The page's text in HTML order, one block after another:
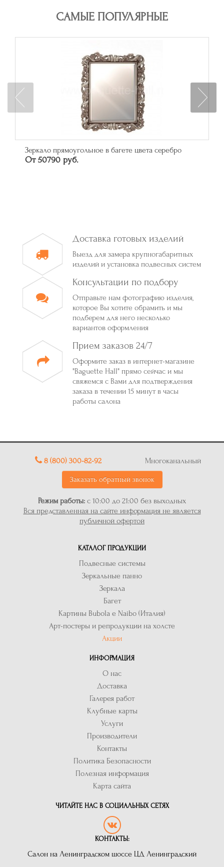
САМЫЕ ПОПУЛЯРНЫЕ
Зеркало прямоугольное в багете цвета серебро
От 50790 руб.
Доставка готовых изделий
Выезд для замера крупногабаритных
изделий и установка подвесных систем
Консультации по подбору
Отправьте нам фотографию изделия,
которое Вы хотите обрамить и мы
подберем для него несколько
вариантов оформления
Прием заказов 24/7
Оформите заказ в интернет-магазине
"Baguette Hall" прямо сейчас и мы
свяжемся с Вами для подтверждения
заказа в течении 15 минут в часы
работы салона
8 (800) 300-82-92 Многоканальный
Заказать обратный звонок
Режим работы: с 10:00 до 21:00 без выходных
Вся представленная на сайте информация не является
публичной офертой
КАТАЛОГ ПРОДУКЦИИ
Подвесные системы
Зеркальные панно
Зеркала
Багет
Картины Bubola e Naibo (Италия)
Арт-постеры и репродукции на холсте
Акции
ИНФОРМАЦИЯ
О нас
Доставка
Галерея работ
Клубные карты
Услуги
Производители
Контакты
Политика Безопасности
Полезная информация
Карта сайта
ЧИТАЙТЕ НАС В СОЦИАЛЬНЫХ СЕТЯХ
КОНТАКТЫ:
Салон на Ленинградском шоссе ЦД Ленинградский